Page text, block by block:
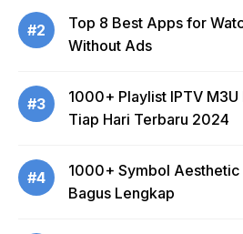
#2
Top 8 Best Apps for
Without Ads
#3
1000+ Playlist IPTV
Tiap Hari Terbaru 2024
#4
1000+ Symbol Aesthetic
Bagus Lengkap